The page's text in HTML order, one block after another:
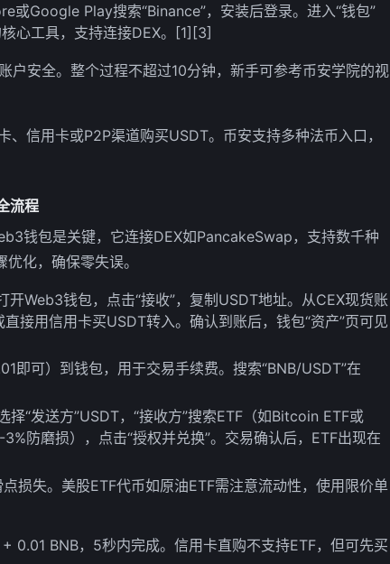
或Google Play搜索“Binance”，安装后登录。进入“钱包”
心工具，支持连接DEX。[1][3]
户安全。整个过程不超过10分钟，新手可参考币安学院的视
信用卡或P2P渠道购买USDT。币安支持多种法币入口，
流程
钱包是关键，它连接DEX如PancakeSwap，支持数千种
化，确保零失误。
开Web3钱包，点击“接收”，复制USDT地址。从CEX现货账
接用信用卡买USDT转入。确认到账后，钱包“资产”页可见
即可）到钱包，用于交易手续费。搜索“BNB/USDT”在
择“发送方”USDT，“接收方”搜索ETF（如Bitcoin ETF或
防磨损），点击“授权并兑换”。交易确认后，ETF出现在
损失。美股ETF代币如原油ETF需注意流动性，使用限价单
0.01 BNB，5秒内完成。信用卡直购不支持ETF，但可先买